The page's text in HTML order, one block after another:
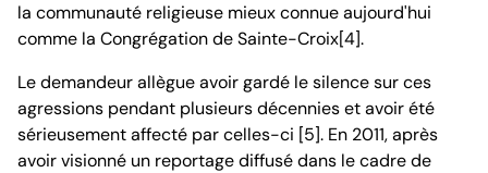
la communauté religieuse mieux connue aujourd'hui
comme la Congrégation de Sainte-Croix[4].
Le demandeur allègue avoir gardé le silence sur ces
agressions pendant plusieurs décennies et avoir été
sérieusement affecté par celles-ci [5]. En 2011, après
avoir visionné un reportage diffusé dans le cadre de